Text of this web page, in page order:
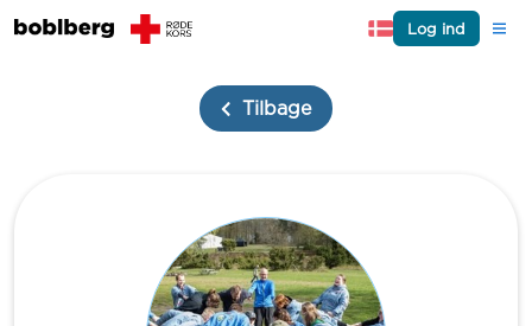
Log ind
Tilbage